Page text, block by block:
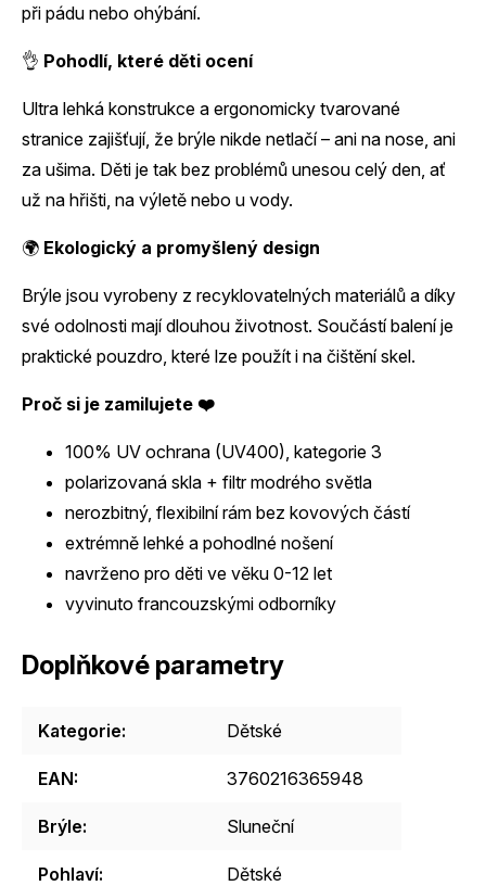
při pádu nebo ohýbání.
👌 Pohodlí, které děti ocení
Ultra lehká konstrukce a ergonomicky tvarované
stranice zajišťují, že brýle nikde netlačí – ani na nose, ani
za ušima. Děti je tak bez problémů unesou celý den, ať
už na hřišti, na výletě nebo u vody.
🌍 Ekologický a promyšlený design
Brýle jsou vyrobeny z recyklovatelných materiálů a díky
své odolnosti mají dlouhou životnost. Součástí balení je
praktické pouzdro, které lze použít i na čištění skel.
Proč si je zamilujete ❤️
100% UV ochrana (UV400), kategorie 3
polarizovaná skla + filtr modrého světla
nerozbitný, flexibilní rám bez kovových částí
extrémně lehké a pohodlné nošení
navrženo pro děti ve věku 0-12 let
vyvinuto francouzskými odborníky
Doplňkové parametry
Kategorie: Dětské
EAN: 3760216365948
Brýle: Sluneční
Pohlaví: Dětské